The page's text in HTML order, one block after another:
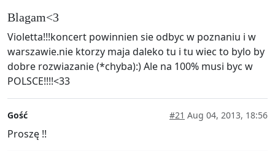
Blagam<3
Violetta!!!koncert powinnien sie odbyc w poznaniu i w
warszawie.nie ktorzy maja daleko tu i tu wiec to bylo by
dobre rozwiazanie (*chyba):) Ale na 100% musi byc w
POLSCE!!!!<33
Gość #21 Aug 04, 2013, 18:56
Proszę !!